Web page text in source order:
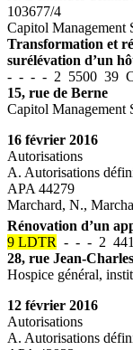
103677/4
Capitol Management
Transformation et
surélévation d’un
- - - - 2 5500 39
15, rue de Berne
Capitol Management
16 février 2016
Autorisations
A. Autorisations
APA 44279
Marchard, N.,
Rénovation d’un
9 LDTR - - - 2
28, rue Jean-
Hospice général,
12 février 2016
Autorisations
A. Autorisations